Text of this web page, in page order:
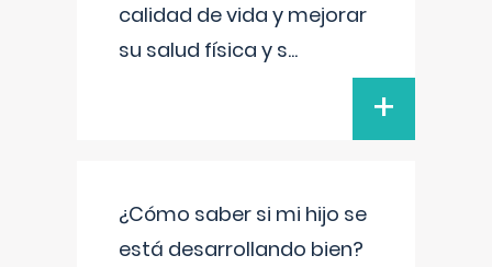
calidad de vida y mejorar
su salud física y s...
+
¿Cómo saber si mi hijo se
está desarrollando bien?